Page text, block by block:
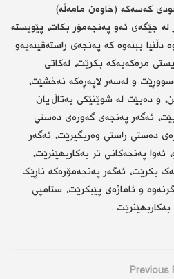
کەسەکە (خاوەن مامەڵە)
جێگەی ئەو پەنجەمۆر بکات، پێویستە
ببنەوە کە پەنجەی راستەقینەیەو
مرەکەبەکە بکرێت، لەکاتی
و لەسەر لاپەڕەکە نەخشێت،
و دەبێت لە شوێنێکی بەتاڵ یان
ئەگەر پەنجەی گەورەی دەستی
دەستی راستی وەربگیرێت، ئەگەر
پەنجەکانی تر بەکاربهێنرێت،
بکرێت، ئەگەر پەنجەمۆرەکە ناڕێک
و ئاماژەی پێبکرێت، ستامپی
.
Previous